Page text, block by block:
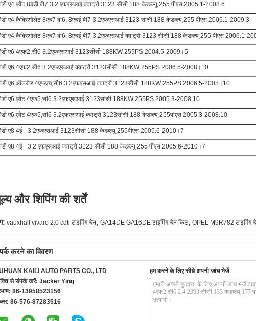
ए4 एवेंट 8ईडी बी7 3.2 एफएसआई क्वाट्रो 3123 सीसी 188 केडब्ल्यू 255 पीएस 2005.1-2008.6
ए4 कैब्रिओलेट 8एच7 बी6, 8एचई बी7 3.2एफएसआई 3123 सीसी 188 केडब्ल्यू 255 पीएस 2006.1-2009.3
ए4 कैब्रिओलेट 8एच7 बी6, 8एचई बी7 3.2एफएसआई क्वाट्रो 3123 सीसी 188 केडब्ल्यू 255 पीएस 2006.1-
ए6 4एफ2,सी6 3.2एफएसआई 3123सीसी 188KW 255PS 2004.5-2009।5
ए6 4एफ2,सी6 3.2एफएसआई क्वार्ट्रो 3123सीसी 188KW 255PS 2006.5-2008।10
ए6 ऑलरोड 4एफएच,सी6 3.2एफएसआई क्वार्ट्रो 3123सीसी 188KW 255PS 2006.5-2008।10
ए6 एवेंट 4एफ5,सी6 3.2एफएसआई 3123सीसी 188KW 255PS 2005.3-2008.10
ए6 एवेंट 4एफ5,सी6 3.2एफएसआई क्वाट्रो 3123सीसी 188 केडब्ल्यू 255पीएस 2005.3-2008.10
ए8 4ई_ 3.2एफएसआई 3123सीसी 188 केडब्ल्यू 255पीएस 2005.6-2010।7
ए8 4ई_ 3.2 एफएसआई क्वाट्रो 3123 सीसी 188 केडब्ल्यू 255 पीएस 2005.6-2010।7
और शिपिंग की शर्तें
vauxhall vivaro 2.0 cdti टाइमिंग चेन, GA14DE GA16DE टाइमिंग चेन किट, OPEL M9R782 टाइमिंग
करने का विवरण
KAILI AUTO PARTS CO., LTD
से संपर्क करें: Jacker Ying
86-13958523156
86-576-87283516
हम करने के लिए सीधे अपनी जांच भेजें